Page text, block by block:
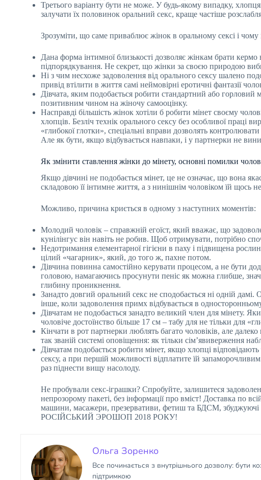
Третього варіанту бути не може. У будь-якому випадку,
залучати їх половинок оральний секс, краще частіше
Зрозуміти, що саме приваблює жінок в оральному сексі і чому
Дана форма інтимної близькості дозволяє жінкам брати
підпорядкування. Не секрет, що жінки за своєю природою
Ні з чим несхоже задоволення від орального сексу шалено
привід втілити в життя самі неймовірні еротичні фантазії
Дівчата, яким подобається робити стандартний або горловий
позитивним чином на жіночу самооцінку.
Насправді більшість жінок хотіли б робити мінет своєму
хлопців. Безліч технік орального сексу без особливої
«глибокої глотки», спеціальні вправи дозволять
Але як бути, якщо відбувається навпаки, і у партнерки не
Як змінити ставлення жінки до мінету, основні помилки
Якщо дівчині не подобається мінет, це не означає, що вона
складовою її інтимне життя, а з нинішнім чоловіком їй щось
Можливо, причина криється в одному з наступних моментів:
Молодий чоловік – справжній егоїст, який вважає, що
кунілінгус він навіть не робив. Щоб отримувати, потрібно
Недотримання елементарної гігієни в паху і підвищена
цілий «чагарник», який, до того ж, пахне потом.
Дівчина повинна самостійно керувати процесом, а не бути
головою, намагаючись просунути пеніс як можна глибше,
глибину проникнення.
Занадто довгий оральний секс не сподобається ні одній
інше, коли задоволення примх відбувається в
Дівчатам не подобається занадто великий член для мінету.
чоловіче достоїнство більше 17 см – табу для не тільки для
Кінчати в рот партнерки люблять багато чоловіків, але
так званій системі оповіщення: як тільки сім’явиверження
Дівчатам подобається робити мінет, якщо хлопці
сексу, а при першій можливості відплатите їй
раз піднести вищу насолоду.
Не пробували секс-іграшки? Спробуйте, залишитеся
непрозорому пакеті, без інформації про вміст! Доставка по
машини, масажери, презервативи, фетиш та БДСМ,
РОСІЙСЬКИЙ ЭРОШОП 2018 РОКУ!
Ольга Зоренко
Все починається з внутрішнього дозволу: бути
підтримкою